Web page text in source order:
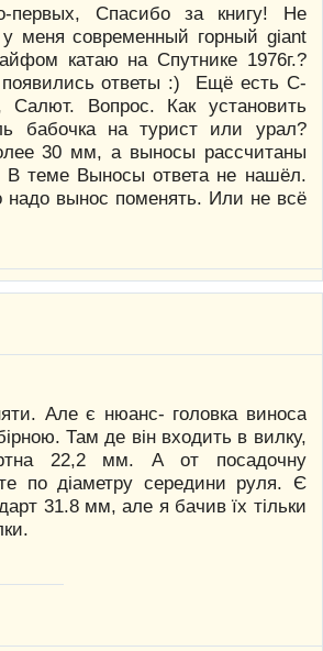
первых, Спасибо за книгу! Не
меня современный горный giant
катаю на Спутнике 1976г.?
появились ответы :) Ещё есть С-
Вопрос. Как установить
бабочка на турист или урал?
30 мм, а выносы рассчитаны
теме Выносы ответа не нашёл.
надо вынос поменять. Или не всё
Але є нюанс- головка виноса
Там де він входить в вилку,
22,2 мм. А от посадочну
по діаметру середини руля. Є
31.8 мм, але я бачив їх тільки